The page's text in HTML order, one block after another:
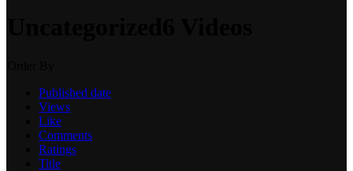
Published date
Views
Like
Comments
Ratings
Title